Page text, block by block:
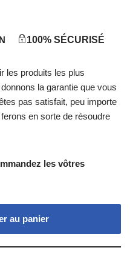
100% SÉCURISÉ
les produits les plus
la garantie que vous
pas satisfait, peu importe
en sorte de résoudre
les vôtres
au panier